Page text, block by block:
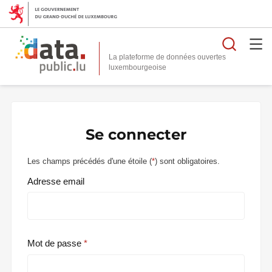
La plateforme de données ouvertes
Se connecter
Les champs précédés d'une étoile (*) sont obligatoires.
Adresse email
Mot de passe